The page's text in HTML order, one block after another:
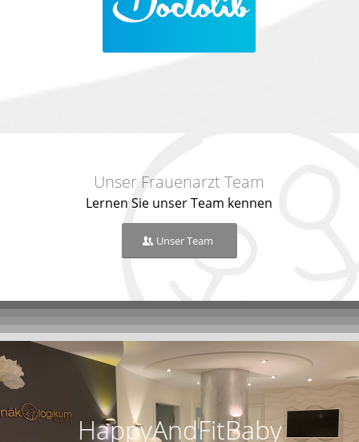
Unser Frauenarzt Team
Lernen Sie unser Team kennen
Unser Team
HappyAndFitBaby